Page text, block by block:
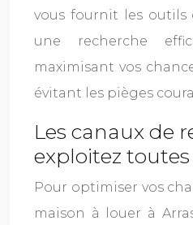
vous fournit les outils
une recherche
maximisant vos
évitant les pièges
Les canaux de
exploitez
Pour optimiser vos
maison à louer à